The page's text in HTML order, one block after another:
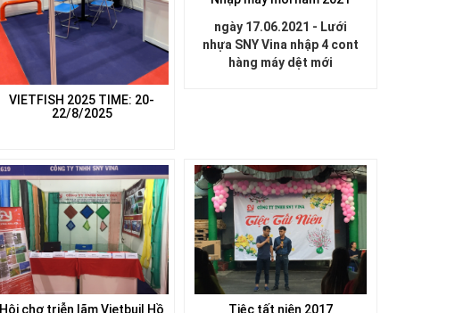
VIETFISH 2025 TIME: 20-
22/8/2025
ngày 17.06.2021 - Lưới
nhựa SNY Vina nhập 4 cont
hàng máy dệt mới
Hội chợ triễn lãm Vietbuil Hồ
Tiệc tất niên 2017